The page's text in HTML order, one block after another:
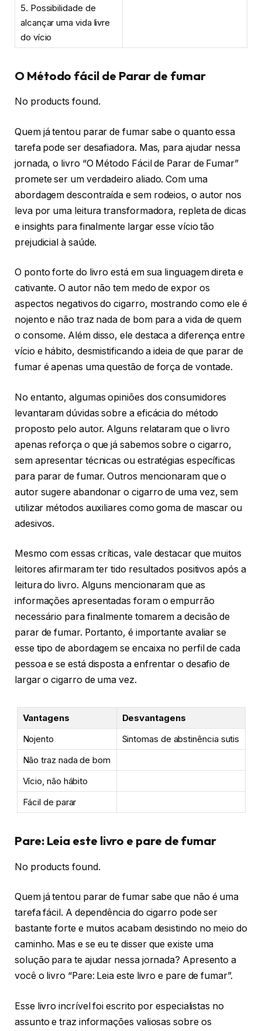
5. Possibilidade de
alcançar uma vida livre
do vício
O Método fácil de Parar de fumar
No products found.
Quem já tentou parar de fumar sabe o quanto essa
tarefa pode ser desafiadora. Mas, para ajudar nessa
jornada, o livro “O Método Fácil de Parar de Fumar”
promete ser um verdadeiro aliado. Com uma
abordagem descontraída e sem rodeios, o autor nos
leva por uma leitura transformadora, repleta de dicas
e insights para finalmente largar esse vício tão
prejudicial à saúde.
O ponto forte do livro está em sua linguagem direta e
cativante. O autor não tem medo de expor os
aspectos negativos do cigarro, mostrando como ele é
nojento e não traz nada de bom para a vida de quem
o consome. Além disso, ele destaca a diferença entre
vício e hábito, desmistificando a ideia de que parar de
fumar é apenas uma questão de força de vontade.
No entanto, algumas opiniões dos consumidores
levantaram dúvidas sobre a eficácia do método
proposto pelo autor. Alguns relataram que o livro
apenas reforça o que já sabemos sobre o cigarro,
sem apresentar técnicas ou estratégias específicas
para parar de fumar. Outros mencionaram que o
autor sugere abandonar o cigarro de uma vez, sem
utilizar métodos auxiliares como goma de mascar ou
adesivos.
Mesmo com essas críticas, vale destacar que muitos
leitores afirmaram ter tido resultados positivos após a
leitura do livro. Alguns mencionaram que as
informações apresentadas foram o empurrão
necessário para finalmente tomarem a decisão de
parar de fumar. Portanto, é importante avaliar se
esse tipo de abordagem se encaixa no perfil de cada
pessoa e se está disposta a enfrentar o desafio de
largar o cigarro de uma vez.
Vantagens
Desvantagens
Nojento
Sintomas de abstinência sutis
Não traz nada de bom
Vício, não hábito
Fácil de parar
Pare: Leia este livro e pare de fumar
No products found.
Quem já tentou parar de fumar sabe que não é uma
tarefa fácil. A dependência do cigarro pode ser
bastante forte e muitos acabam desistindo no meio do
caminho. Mas e se eu te disser que existe uma
solução para te ajudar nessa jornada? Apresento a
você o livro “Pare: Leia este livro e pare de fumar”.
Esse livro incrível foi escrito por especialistas no
assunto e traz informações valiosas sobre os